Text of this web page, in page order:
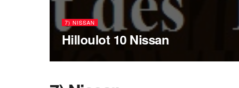
7) NISSAN
Hilloulot 10 Nissan